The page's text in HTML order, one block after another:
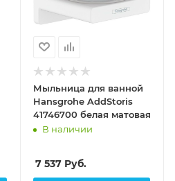
Мыльница для ванной
Hansgrohe AddStoris
41746700 белая матовая
В наличии
7 537Руб.